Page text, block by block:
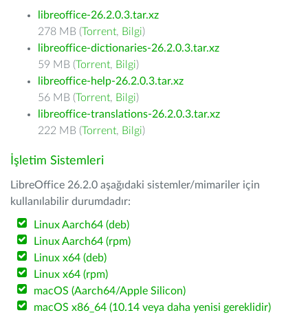
libreoffice-26.2.0.3.tar.xz
278 MB (Torrent, Bilgi)
libreoffice-dictionaries-26.2.0.3.tar.xz
59 MB (Torrent, Bilgi)
libreoffice-help-26.2.0.3.tar.xz
56 MB (Torrent, Bilgi)
libreoffice-translations-26.2.0.3.tar.xz
222 MB (Torrent, Bilgi)
İşletim Sistemleri
LibreOffice 26.2.0 aşağıdaki sistemler/mimariler için
kullanılabilir durumdadır:
Linux Aarch64 (deb)
Linux Aarch64 (rpm)
Linux x64 (deb)
Linux x64 (rpm)
macOS (Aarch64/Apple Silicon)
macOS x86_64 (10.14 veya daha yenisi gereklidir)